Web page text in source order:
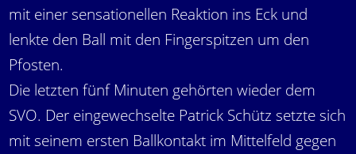
mit einer sensationellen Reaktion ins Eck und
lenkte den Ball mit den Fingerspitzen um den
Pfosten.
Die letzten fünf Minuten gehörten wieder dem
SVO. Der eingewechselte Patrick Schütz setzte sich
mit seinem ersten Ballkontakt im Mittelfeld gegen